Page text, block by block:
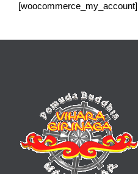
[woocommerce_my_account]